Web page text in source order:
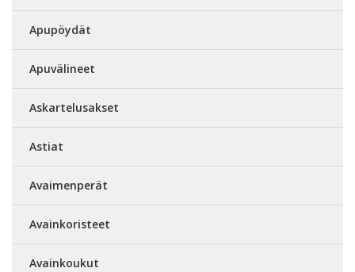
Apupöydät
Apuvälineet
Askartelusakset
Astiat
Avaimenperät
Avainkoristeet
Avainkoukut